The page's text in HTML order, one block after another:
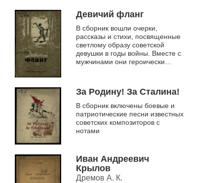
сражался советский народ
Девичий фланг
В сборник вошли очерки,
рассказы и стихи, посвященные
светлому образу советской
девушки в годы войны. Вместе с
мужчинами они героически
За Родину! За Сталина!
В сборник включены боевые и
патриотические песни известных
советских композиторов с
нотами
Иван Андреевич
Крылов
Дремов А. К.